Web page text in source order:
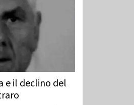
e il declino del